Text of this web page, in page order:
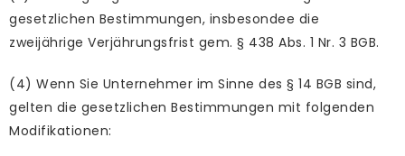
gesetzlichen Bestimmungen, insbesondee die
zweijährige Verjährungsfrist gem. § 438 Abs. 1 Nr. 3 BGB.
(4) Wenn Sie Unternehmer im Sinne des § 14 BGB sind,
gelten die gesetzlichen Bestimmungen mit folgenden
Modifikationen: